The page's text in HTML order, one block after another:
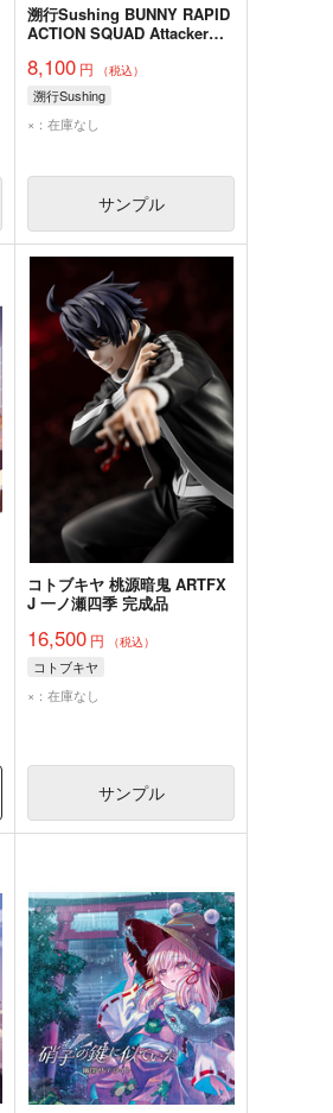
溯行Sushing BUNNY RAPID
ACTION SQUAD Attacker・
8,100 円 （税込）
溯行Sushing
×：在庫なし
サンプル
コトブキヤ 桃源暗鬼 ARTFX
J 一ノ瀬四季 完成品
16,500 円 （税込）
コトブキヤ
×：在庫なし
サンプル